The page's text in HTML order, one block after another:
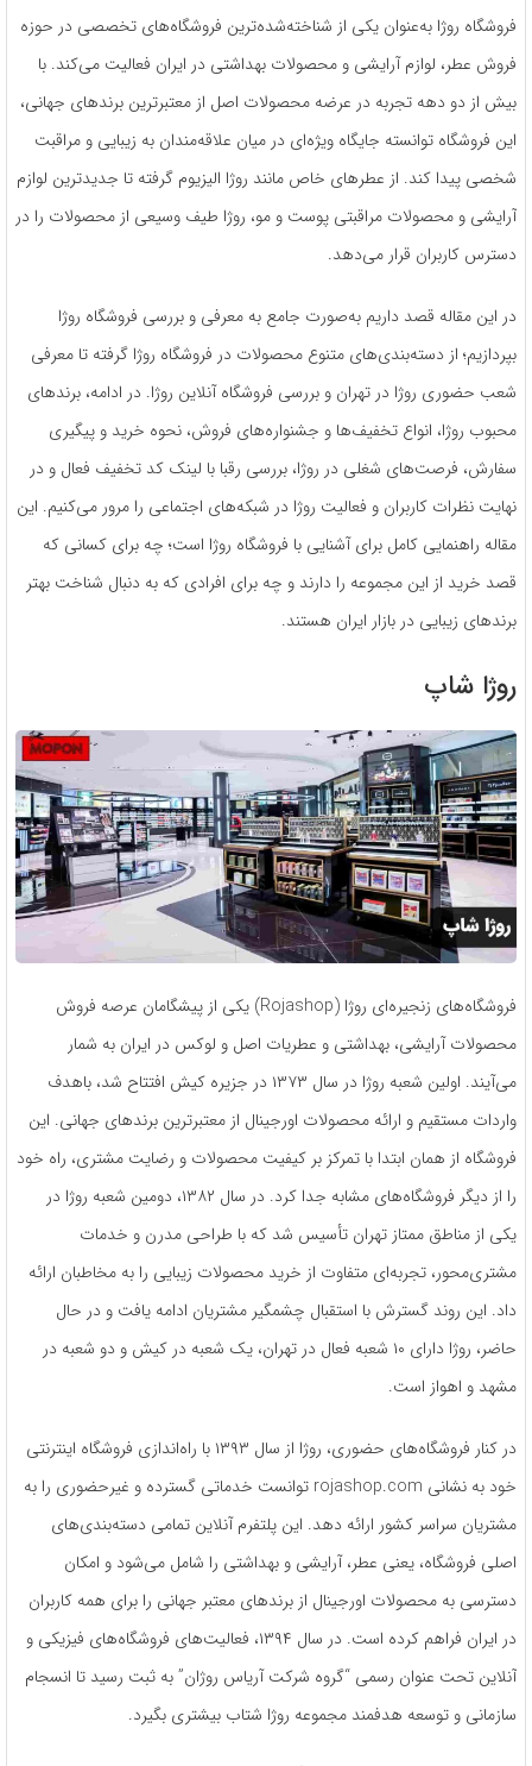
فروشگاه روژا به‌عنوان یکی از شناخته‌شده‌ترین فروشگاه‌های تخصصی در حوزه
فروش عطر، لوازم آرایشی و محصولات بهداشتی در ایران فعالیت می‌کند. با
بیش از دو دهه تجربه در عرضه محصولات اصل از معتبرترین برندهای جهانی،
این فروشگاه توانسته جایگاه ویژه‌ای در میان علاقه‌مندان به زیبایی و مراقبت
شخصی پیدا کند. از عطرهای خاص مانند روژا الیزیوم گرفته تا جدیدترین لوازم
آرایشی و محصولات مراقبتی پوست و مو، روژا طیف وسیعی از محصولات را در
دسترس کاربران قرار می‌دهد.
در این مقاله قصد داریم به‌صورت جامع به معرفی و بررسی فروشگاه روژا
بپردازیم؛ از دسته‌بندی‌های متنوع محصولات در فروشگاه روژا گرفته تا معرفی
شعب حضوری روژا در تهران و بررسی فروشگاه آنلاین روژا. در ادامه، برندهای
محبوب روژا، انواع تخفیف‌ها و جشنواره‌های فروش، نحوه خرید و پیگیری
سفارش، فرصت‌های شغلی در روژا، بررسی رقبا با لینک کد تخفیف فعال و در
نهایت نظرات کاربران و فعالیت روژا در شبکه‌های اجتماعی را مرور می‌کنیم. این
مقاله راهنمایی کامل برای آشنایی با فروشگاه روژا است؛ چه برای کسانی که
قصد خرید از این مجموعه را دارند و چه برای افرادی که به دنبال شناخت بهتر
برندهای زیبایی در بازار ایران هستند.
روژا شاپ
فروشگاه‌های زنجیره‌ای روژا (Rojashop) یکی از پیشگامان عرصه فروش
محصولات آرایشی، بهداشتی و عطریات اصل و لوکس در ایران به شمار
می‌آیند. اولین شعبه روژا در سال ۱۳۷۳ در جزیره کیش افتتاح شد، باهدف
واردات مستقیم و ارائه محصولات اورجینال از معتبرترین برندهای جهانی. این
فروشگاه از همان ابتدا با تمرکز بر کیفیت محصولات و رضایت مشتری، راه خود
را از دیگر فروشگاه‌های مشابه جدا کرد. در سال ۱۳۸۲، دومین شعبه روژا در
یکی از مناطق ممتاز تهران تأسیس شد که با طراحی مدرن و خدمات
مشتری‌محور، تجربه‌ای متفاوت از خرید محصولات زیبایی را به مخاطبان ارائه
داد. این روند گسترش با استقبال چشمگیر مشتریان ادامه یافت و در حال
حاضر، روژا دارای ۱۰ شعبه فعال در تهران، یک شعبه در کیش و دو شعبه در
مشهد و اهواز است.
در کنار فروشگاه‌های حضوری، روژا از سال ۱۳۹۳ با راه‌اندازی فروشگاه اینترنتی
خود به نشانی rojashop.com توانست خدماتی گسترده و غیرحضوری را به
مشتریان سراسر کشور ارائه دهد. این پلتفرم آنلاین تمامی دسته‌بندی‌های
اصلی فروشگاه، یعنی عطر، آرایشی و بهداشتی را شامل می‌شود و امکان
دسترسی به محصولات اورجینال از برندهای معتبر جهانی را برای همه کاربران
در ایران فراهم کرده است. در سال ۱۳۹۴، فعالیت‌های فروشگاه‌های فیزیکی و
آنلاین تحت عنوان رسمی “گروه شرکت آریاس روژان” به ثبت رسید تا انسجام
سازمانی و توسعه هدفمند مجموعه روژا شتاب بیشتری بگیرد.